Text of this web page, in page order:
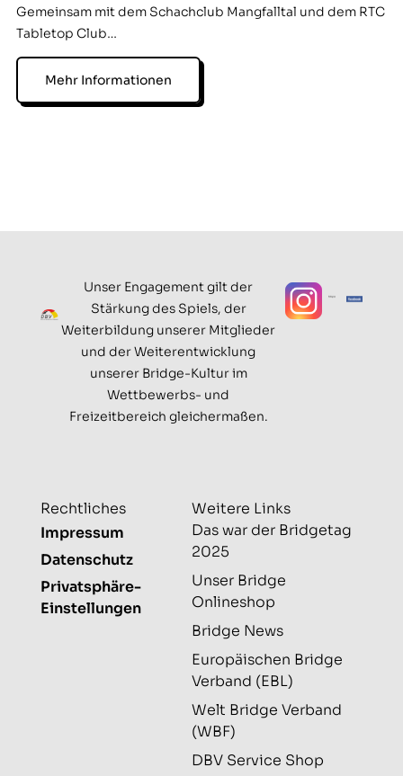
Gemeinsam mit dem Schachclub Mangfalltal und dem RTC
Tabletop Club…
Mehr Informationen
Unser Engagement gilt der
Stärkung des Spiels, der
Weiterbildung unserer Mitglieder
und der Weiterentwicklung
unserer Bridge-Kultur im
Wettbewerbs- und
Freizeitbereich gleichermaßen.
Rechtliches
Impressum
Datenschutz
Privatsphäre-
Einstellungen
Weitere Links
Das war der Bridgetag
2025
Unser Bridge
Onlineshop
Bridge News
Europäischen Bridge
Verband (EBL)
Welt Bridge Verband
(WBF)
DBV Service Shop